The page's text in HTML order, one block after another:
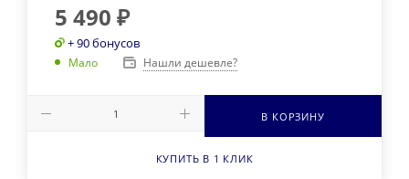
5 490 ₽
+ 90 бонусов
Мало Нашли дешевле?
В КОРЗИНУ
КУПИТЬ В 1 КЛИК